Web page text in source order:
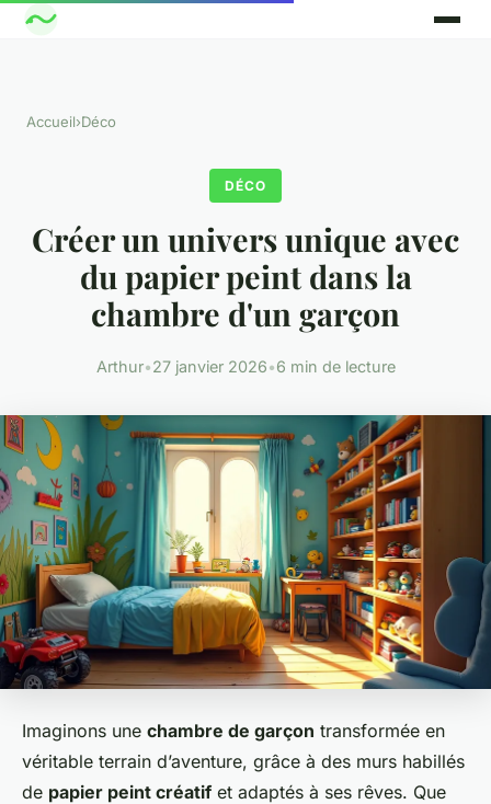
Accueil›Déco
DÉCO
Créer un univers unique avec
du papier peint dans la
chambre d'un garçon
Arthur•27 janvier 2026•6 min de lecture
Imaginons une chambre de garçon transformée en
véritable terrain d’aventure, grâce à des murs habillés
de papier peint créatif et adaptés à ses rêves. Que